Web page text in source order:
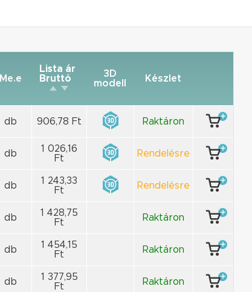
Me.e
Lista ár
Bruttó
3D
modell
Készlet
db 906,78 Ft Raktáron
db
1 026,16
Ft
Rendelésre
db
1 243,33
Ft
Rendelésre
db
1 428,75
Ft
Raktáron
db
1 454,15
Ft
Raktáron
db
1 377,95
Ft
Raktáron